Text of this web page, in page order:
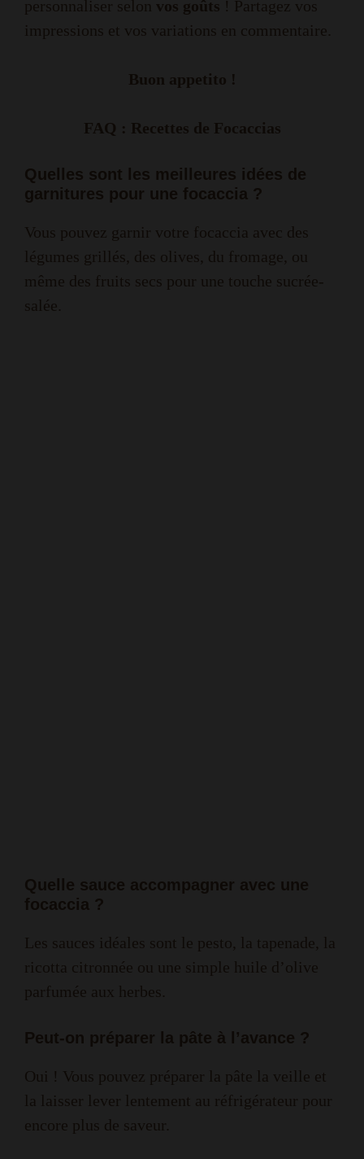
personnaliser selon vos goûts ! Partagez vos
impressions et vos variations en commentaire.
Buon appetito !
FAQ : Recettes de Focaccias
Quelles sont les meilleures idées de
garnitures pour une focaccia ?
Vous pouvez garnir votre focaccia avec des
légumes grillés, des olives, du fromage, ou
même des fruits secs pour une touche sucrée-
salée.
Quelle sauce accompagner avec une
focaccia ?
Les sauces idéales sont le pesto, la tapenade, la
ricotta citronnée ou une simple huile d’olive
parfumée aux herbes.
Peut-on préparer la pâte à l’avance ?
Oui ! Vous pouvez préparer la pâte la veille et
la laisser lever lentement au réfrigérateur pour
encore plus de saveur.